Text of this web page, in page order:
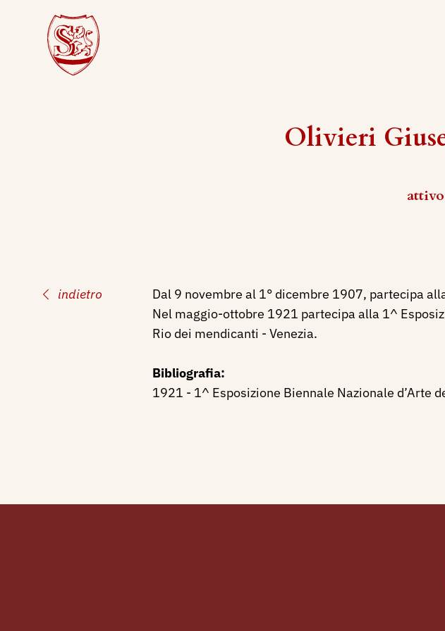
Olivieri
indietro
Dal 9 novembre al 1° dicembre 1907, partecipa
Nel maggio-ottobre 1921 partecipa alla 1^
Rio dei mendicanti - Venezia.
Bibliografia:
1921 - 1^ Esposizione Biennale Nazionale d’Arte